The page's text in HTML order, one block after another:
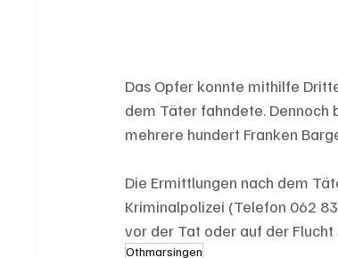
Das Opfer konnte mithilfe
dem Täter fahndete.
mehrere hundert Franken
Die Ermittlungen nach dem
Kriminalpolizei (Telefon 062
vor der Tat oder auf der Flucht
Othmarsingen